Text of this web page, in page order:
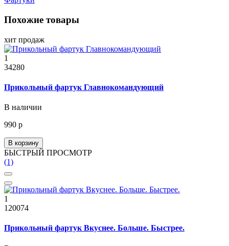
Похожие товары
хит продаж
1
34280
Прикольный фартук Главнокомандующий
В наличии
990 р
В корзину
БЫСТРЫЙ ПРОСМОТР
(1)
1
120074
Прикольный фартук Вкуснее. Больше. Быстрее.